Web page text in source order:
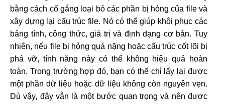
bằng cách cố gắng loại bỏ các phần bị hỏng của file và
xây dựng lại cấu trúc file. Nó có thể giúp khôi phục các
bảng tính, công thức, giá trị và định dạng cơ bản. Tuy
nhiên, nếu file bị hỏng quá nặng hoặc cấu trúc cốt lõi bị
phá vỡ, tính năng này có thể không hiệu quả hoàn
toàn. Trong trường hợp đó, bạn có thể chỉ lấy lại được
một phần dữ liệu hoặc dữ liệu không còn nguyên vẹn.
Dù vậy, đây vẫn là một bước quan trọng và nên được